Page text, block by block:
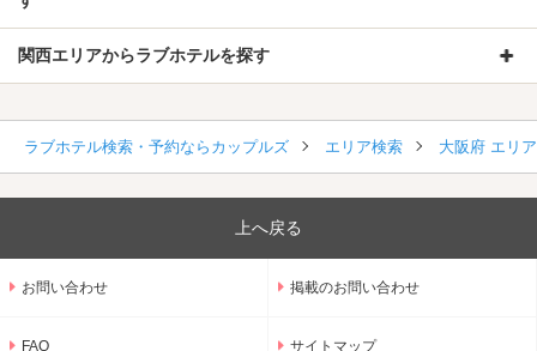
関西エリアからラブホテルを探す
ラブホテル検索・予約ならカップルズ エリア検索 大阪府 エリ
上へ戻る
お問い合わせ 掲載のお問い合わせ
FAQ サイトマップ